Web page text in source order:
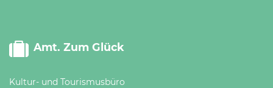
Amt. Zum Glück
Kultur- und Tourismusbüro